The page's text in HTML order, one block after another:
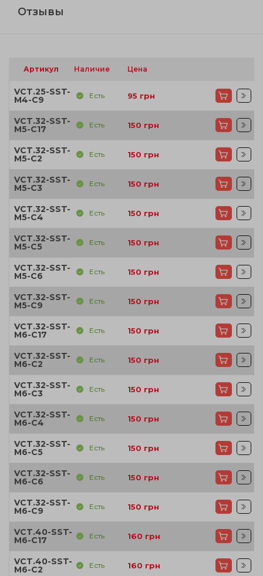
Отзывы
Артикул Наличие Цена
VCT.25-SST-
M4-C9 Есть 95 грн
VCT.32-SST-
M5-C17 Есть 150 грн
VCT.32-SST-
M5-C2 Есть 150 грн
VCT.32-SST-
M5-C3 Есть 150 грн
VCT.32-SST-
M5-C4 Есть 150 грн
VCT.32-SST-
M5-C5 Есть 150 грн
VCT.32-SST-
M5-C6 Есть 150 грн
VCT.32-SST-
M5-C9 Есть 150 грн
VCT.32-SST-
M6-C17 Есть 150 грн
VCT.32-SST-
M6-C2 Есть 150 грн
VCT.32-SST-
M6-C3 Есть 150 грн
VCT.32-SST-
M6-C4 Есть 150 грн
VCT.32-SST-
M6-C5 Есть 150 грн
VCT.32-SST-
M6-C6 Есть 150 грн
VCT.32-SST-
M6-C9 Есть 150 грн
VCT.40-SST-
M6-C17 Есть 160 грн
VCT.40-SST-
M6-C2 Есть 160 грн